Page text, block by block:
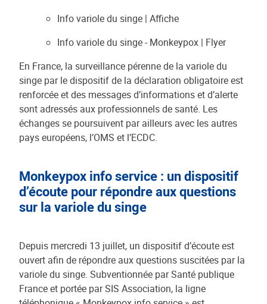
Info variole du singe | Affiche
Info variole du singe - Monkeypox | Flyer
En France, la surveillance pérenne de la variole du
singe par le dispositif de la déclaration obligatoire est
renforcée et des messages d’informations et d’alerte
sont adressés aux professionnels de santé. Les
échanges se poursuivent par ailleurs avec les autres
pays européens, l’OMS et l’ECDC.
Monkeypox info service : un dispositif
d’écoute pour répondre aux questions
sur la variole du singe
Depuis mercredi 13 juillet, un dispositif d’écoute est
ouvert afin de répondre aux questions suscitées par la
variole du singe. Subventionnée par Santé publique
France et portée par SIS Association, la ligne